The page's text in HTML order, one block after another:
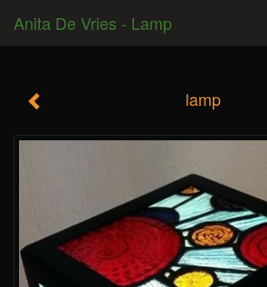
Anita De Vries - Lamp
lamp